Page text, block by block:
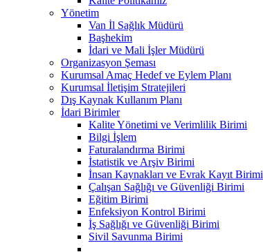
Yönetim
Van İl Sağlık Müdürü
Başhekim
İdari ve Mali İşler Müdürü
Organizasyon Şeması
Kurumsal Amaç Hedef ve Eylem Planı
Kurumsal İletişim Stratejileri
Dış Kaynak Kullanım Planı
İdari Birimler
Kalite Yönetimi ve Verimlilik Birimi
Bilgi İşlem
Faturalandırma Birimi
İstatistik ve Arşiv Birimi
İnsan Kaynakları ve Evrak Kayıt Birimi
Çalışan Sağlığı ve Güvenliği Birimi
Eğitim Birimi
Enfeksiyon Kontrol Birimi
İş Sağlığı ve Güvenliği Birimi
Sivil Savunma Birimi